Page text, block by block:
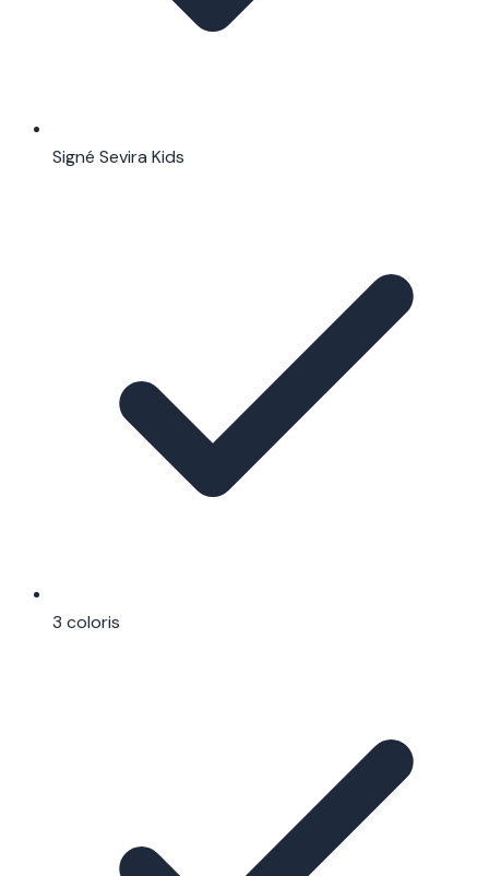
Signé Sevira Kids
3 coloris